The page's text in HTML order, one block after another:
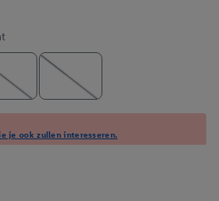
je ook zullen interesseren.